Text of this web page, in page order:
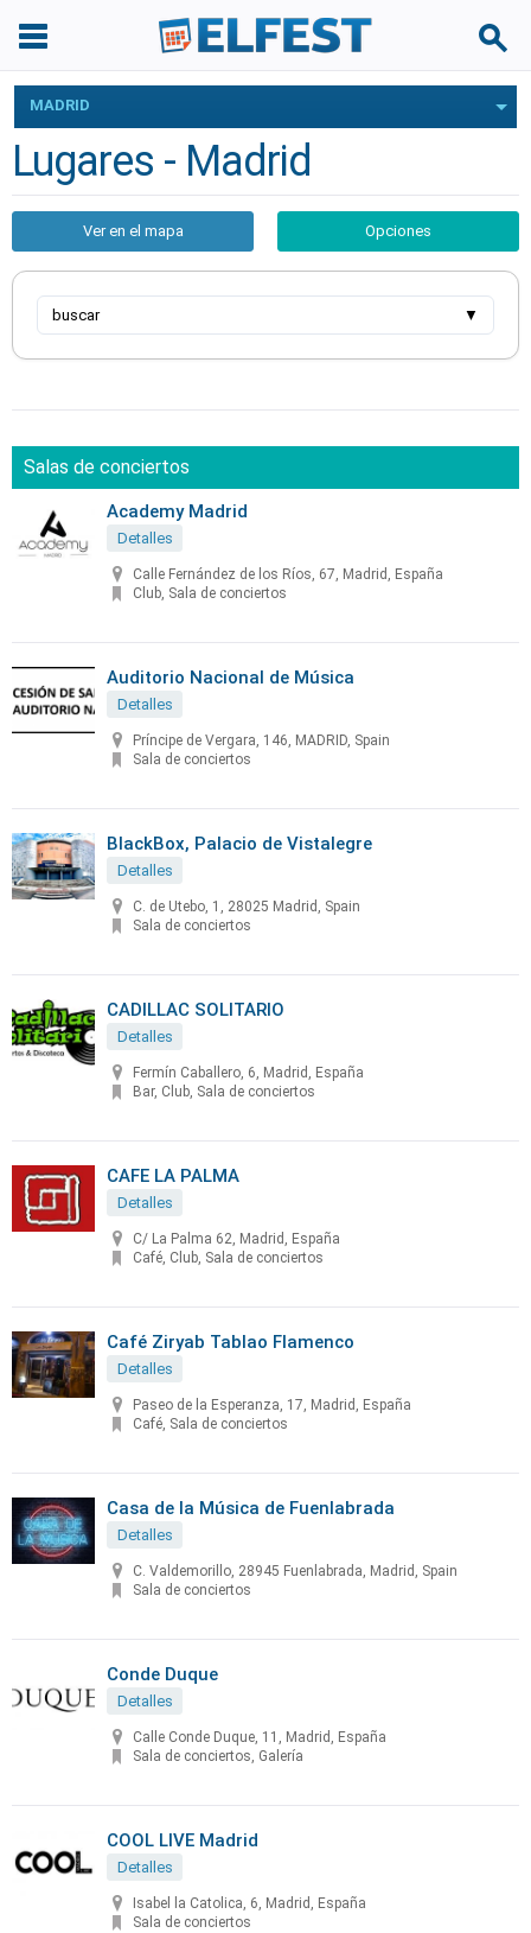
MADRID
Lugares - Madrid
Ver en el mapa Opciones
buscar ▼
Salas de conciertos
Academy Madrid
Detalles
Calle Fernández de los Ríos, 67, Madrid, España
Club, Sala de conciertos
Auditorio Nacional de Música
Detalles
Príncipe de Vergara, 146, MADRID, Spain
Sala de conciertos
BlackBox, Palacio de Vistalegre
Detalles
C. de Utebo, 1, 28025 Madrid, Spain
Sala de conciertos
CADILLAC SOLITARIO
Detalles
Fermín Caballero, 6, Madrid, España
Bar, Club, Sala de conciertos
CAFE LA PALMA
Detalles
C/ La Palma 62, Madrid, España
Café, Club, Sala de conciertos
Café Ziryab Tablao Flamenco
Detalles
Paseo de la Esperanza, 17, Madrid, España
Café, Sala de conciertos
Casa de la Música de Fuenlabrada
Detalles
C. Valdemorillo, 28945 Fuenlabrada, Madrid, Spain
Sala de conciertos
Conde Duque
Detalles
Calle Conde Duque, 11, Madrid, España
Sala de conciertos, Galería
COOL LIVE Madrid
Detalles
Isabel la Catolica, 6, Madrid, España
Sala de conciertos